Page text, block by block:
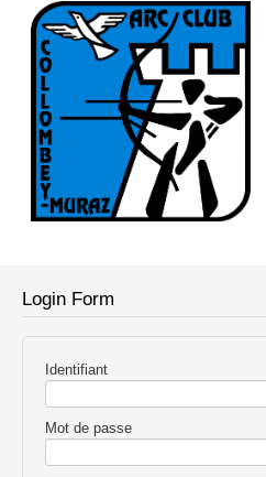
Login Form
Identifiant
Mot de passe